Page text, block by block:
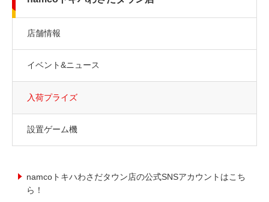
店舗情報
イベント&ニュース
入荷プライズ
設置ゲーム機
namcoトキハわさだタウン店の公式SNSアカウントはこち
ら！